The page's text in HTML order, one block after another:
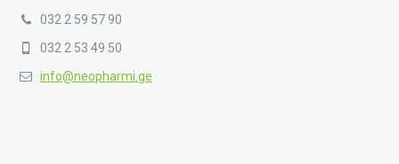
032 2 59 57 90
032 2 53 49 50
info@neopharmi.ge